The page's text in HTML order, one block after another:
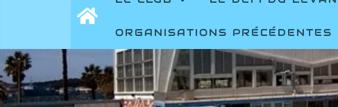
ORGANISATIONS PRÉCÉDENTES